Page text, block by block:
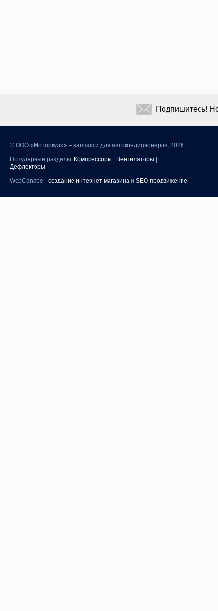
© ООО «Моторкул»» – запчасти для автокондиционеров, 2026
Популярные разделы: Компрессоры Вентиляторы
Дефлекторы
WebCanape - создание интернет магазина и SEO-продвижение
Подпишитесь!